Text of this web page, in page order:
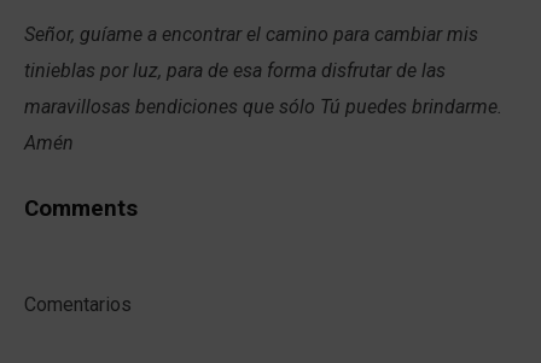
Señor, guíame a encontrar el camino para cambiar mis
tinieblas por luz, para de esa forma disfrutar de las
maravillosas bendiciones que sólo Tú puedes brindarme.
Amén
Comments
Comentarios